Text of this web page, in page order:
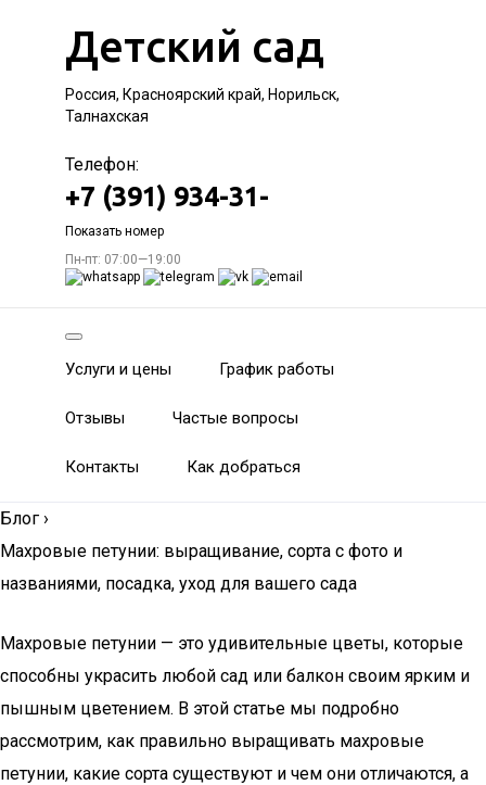
Детский сад
Россия, Красноярский край, Норильск,
Талнахская
Телефон:
+7 (391) 934-31-
Показать номер
Пн-пт: 07:00—19:00
Услуги и цены График работы
Отзывы Частые вопросы
Контакты Как добраться
Блог ›
Махровые петунии: выращивание, сорта с фото и
названиями, посадка, уход для вашего сада
Махровые петунии — это удивительные цветы, которые
способны украсить любой сад или балкон своим ярким и
пышным цветением. В этой статье мы подробно
рассмотрим, как правильно выращивать махровые
петунии, какие сорта существуют и чем они отличаются, а